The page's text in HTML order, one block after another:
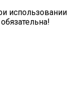
использовании